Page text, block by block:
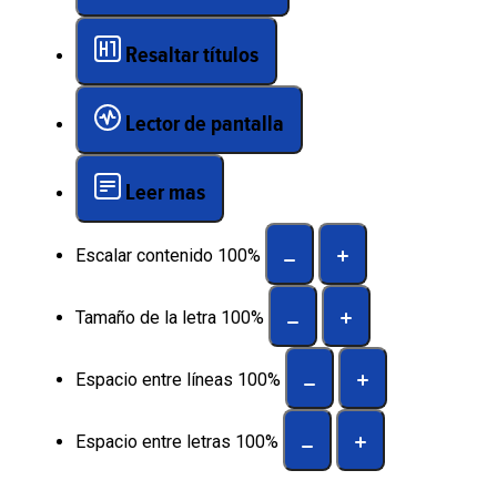
Resaltar títulos
Lector de pantalla
Leer mas
Escalar contenido 100%
Tamaño de la letra 100%
Espacio entre líneas 100%
Espacio entre letras 100%